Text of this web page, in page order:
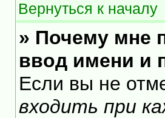
Вернуться к началу
» Почему мне
ввод имени и
Если вы не
входить при